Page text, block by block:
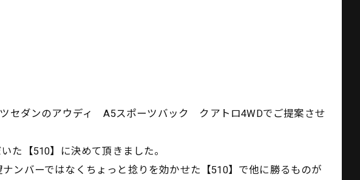
セダンのアウディ A5スポーツバック クアトロ4WDでご提案させ
た【510】に決めて頂きました。
ンバーではなくちょっと捻りを効かせた【510】で他に勝るものが